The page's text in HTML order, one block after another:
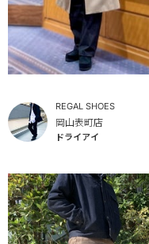
REGAL SHOES
岡山表町店
ドライアイ